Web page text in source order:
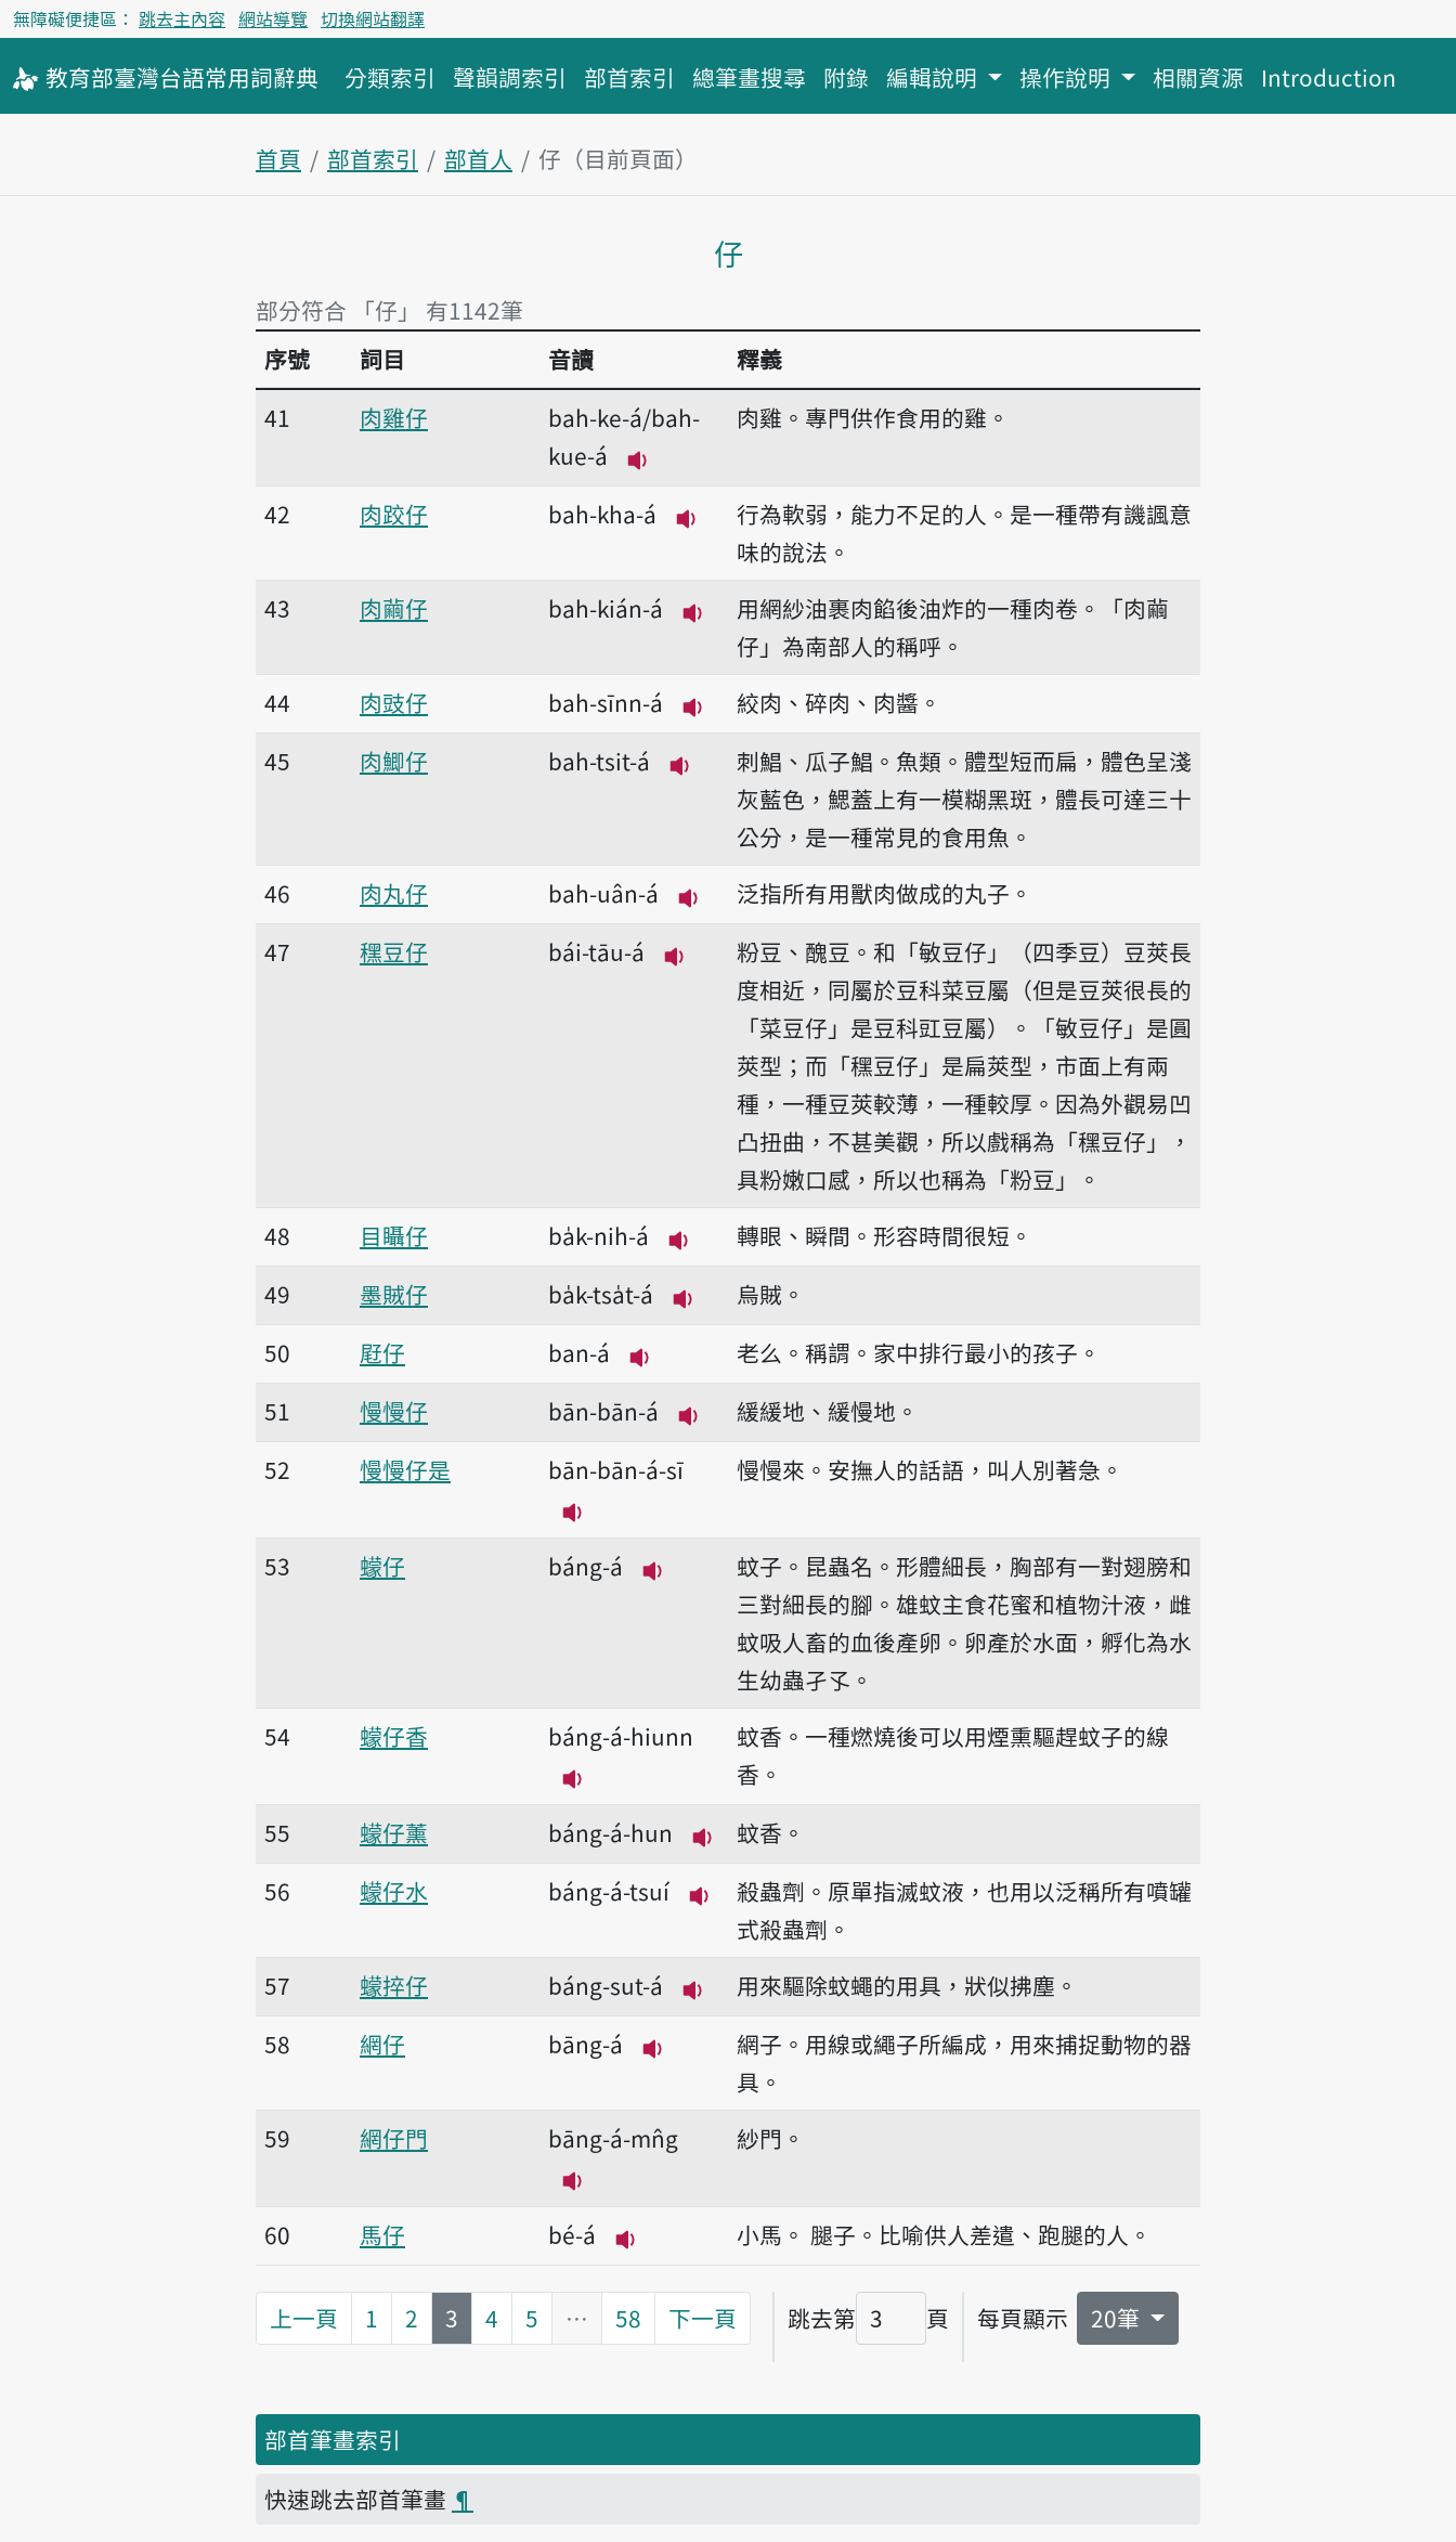
無障礙便捷區： 跳去主內容 網站導覽 切換網站翻譯
教育部臺灣台語常用詞辭典 分類索引 聲韻調索引 部首索引 總筆畫搜尋 附錄 編輯說明 操作說明 相關資源 Introduction
首頁 部首索引 部首人
仔（目前頁面）
仔
部分符合 「仔」 有1142筆
部分符合 「仔」 有1142筆
序號 詞目 音讀
釋義
41
肉雞仔
bah-ke-á/bah-
kue-á
播放音讀bah-ke-á/bah-kue-á
肉雞。專門供作食用的雞。
42 肉跤仔
bah-kha-á
播放音讀bah-kha-á
行為軟弱，能力不足的人。是一種帶有譏諷意
味的說法。
43
肉繭仔
bah-kián-á
播放音讀bah-kián-á
用網紗油裹肉餡後油炸的一種肉卷。「肉繭
仔」為南部人的稱呼。
44
肉豉仔
bah-sīnn-á
播放音讀bah-sīnn-á
絞肉、碎肉、肉醬。
45
肉鯽仔
bah-tsit-á
播放音讀bah-tsit-á
刺鯧、瓜子鯧。魚類。體型短而扁，體色呈淺
灰藍色，鰓蓋上有一模糊黑斑，體長可達三十
公分，是一種常見的食用魚。
46
肉丸仔
bah-uân-á
播放音讀bah-uân-á
泛指所有用獸肉做成的丸子。
47
䆀豆仔
bái-tāu-á
播放音讀bái-tāu-á
粉豆、醜豆。和「敏豆仔」（四季豆）豆莢長
度相近，同屬於豆科菜豆屬（但是豆莢很長的
「菜豆仔」是豆科豇豆屬）。「敏豆仔」是圓
莢型；而「䆀豆仔」是扁莢型，市面上有兩
種，一種豆莢較薄，一種較厚。因為外觀易凹
凸扭曲，不甚美觀，所以戲稱為「䆀豆仔」，
具粉嫩口感，所以也稱為「粉豆」。
48
目𥍉仔
ba̍k-nih-á
播放音讀ba̍k-nih-á
轉眼、瞬間。形容時間很短。
49
墨賊仔
ba̍k-tsa̍t-á
播放音讀ba̍k-tsa̍t-á
烏賊。
50
屘仔
ban-á
播放音讀ban-á
老么。稱謂。家中排行最小的孩子。
51
慢慢仔
bān-bān-á
播放音讀bān-bān-á
緩緩地、緩慢地。
52
慢慢仔是 bān-bān-á-sī
播放音讀bān-bān-á-sī
慢慢來。安撫人的話語，叫人別著急。
53 蠓仔
báng-á
播放音讀báng-á
蚊子。昆蟲名。形體細長，胸部有一對翅膀和
三對細長的腳。雄蚊主食花蜜和植物汁液，雌
蚊吸人畜的血後產卵。卵產於水面，孵化為水
生幼蟲孑孓。
54
蠓仔香 báng-á-hiunn
播放音讀báng-á-hiunn
蚊香。一種燃燒後可以用煙熏驅趕蚊子的線
香。
55
蠓仔薰
báng-á-hun
播放音讀báng-á-hun
蚊香。
56
蠓仔水
báng-á-tsuí
播放音讀báng-á-tsuí
殺蟲劑。原單指滅蚊液，也用以泛稱所有噴罐
式殺蟲劑。
57
蠓捽仔
báng-sut-á
播放音讀báng-sut-á
用來驅除蚊蠅的用具，狀似拂塵。
58
網仔
bāng-á
播放音讀bāng-á
網子。用線或繩子所編成，用來捕捉動物的器
具。
59
網仔門 bāng-á-mn̂g
播放音讀bāng-á-mn̂g
紗門。
60 馬仔
bé-á
播放音讀bé-á
小馬。 腿子。比喻供人差遣、跑腿的人。
上一頁 1 2 第
3 4 5 … 58 下一頁 跳去第
頁碼
頁 每頁顯示 20筆
部首筆畫索引
快速跳去部首筆畫 ¶